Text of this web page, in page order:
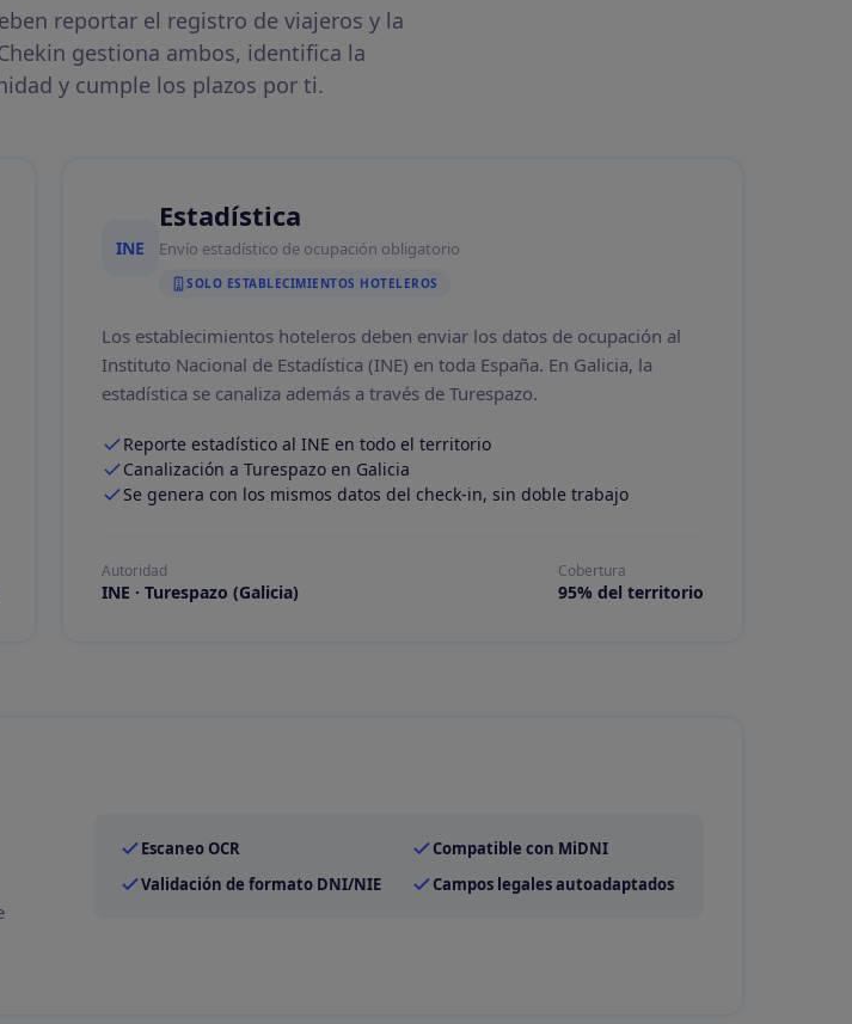
reportar el registro de viajeros y la
gestiona ambos, identifica la
y cumple los plazos por ti.
INE
Estadística
Envío estadístico de ocupación obligatorio
SOLO ESTABLECIMIENTOS HOTELEROS
Los establecimientos hoteleros deben enviar los datos de ocupación al
Instituto Nacional de Estadística (INE) en toda España. En Galicia, la
estadística se canaliza además a través de Turespazo.
Reporte estadístico al INE en todo el territorio
Canalización a Turespazo en Galicia
Se genera con los mismos datos del check-in, sin doble trabajo
Autoridad
INE · Turespazo (Galicia)
Cobertura
95% del territorio
Escaneo OCR
Compatible con MiDNI
Validación de formato DNI/NIE
Campos legales autoadaptados